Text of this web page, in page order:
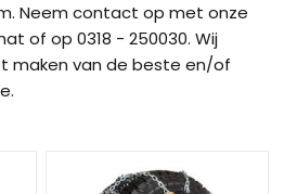
Neem contact op met onze
of op 0318 - 250030. Wij
maken van de beste en/of